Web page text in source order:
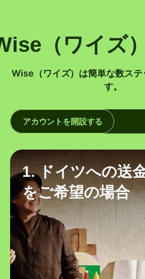
（ワイズ
Wise（ワイズ）は簡単な数ステ
す。
アカウントを開設する
1. ドイツへの送
をご希望の場合